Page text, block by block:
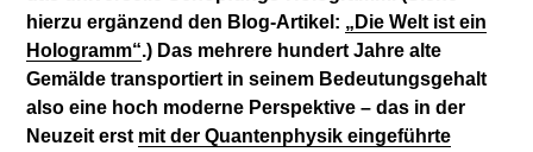
hierzu ergänzend den Blog-Artikel: „Die Welt ist ein
Hologramm“.) Das mehrere hundert Jahre alte
Gemälde transportiert in seinem Bedeutungsgehalt
also eine hoch moderne Perspektive – das in der
Neuzeit erst mit der Quantenphysik eingeführte